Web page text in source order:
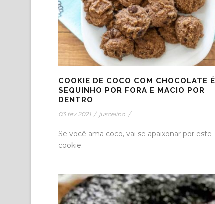
COOKIE DE COCO COM CHOCOLATE É
SEQUINHO POR FORA E MACIO POR
DENTRO
03 fev 2021 / juscelino /
Se você ama coco, vai se apaixonar por este
cookie.